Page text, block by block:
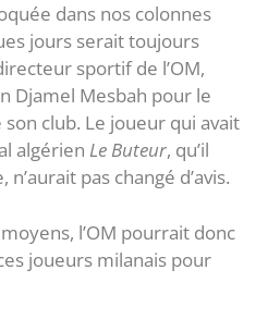
dans nos colonnes
jours serait toujours
sportif de l’OM,
Djamel Mesbah pour le
club. Le joueur qui avait
algérien Le Buteur, qu’il
pas changé d’avis.
l’OM pourrait donc
joueurs milanais pour